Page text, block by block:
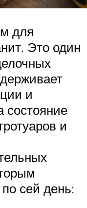
для
Это один
и
состояние
и
сей день: